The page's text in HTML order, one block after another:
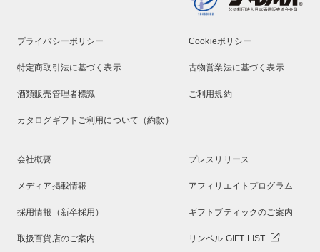
プライバシーポリシー Cookieポリシー
特定商取引法に基づく表示 古物営業法に基づく表示
酒類販売管理者標識 ご利用規約
カタログギフトご利用について（約款）
会社概要 プレスリリース
メディア掲載情報 アフィリエイトプログラム
採用情報（新卒採用） ギフトブティックのご案内
取扱百貨店のご案内 リンベル GIFT LIST